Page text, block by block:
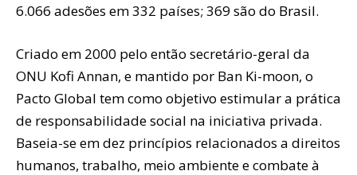
6.066 adesões em 332 países; 369 são do Brasil.
Criado em 2000 pelo então secretário-geral da
ONU Kofi Annan, e mantido por Ban Ki-moon, o
Pacto Global tem como objetivo estimular a prática
de responsabilidade social na iniciativa privada.
Baseia-se em dez princípios relacionados a direitos
humanos, trabalho, meio ambiente e combate à